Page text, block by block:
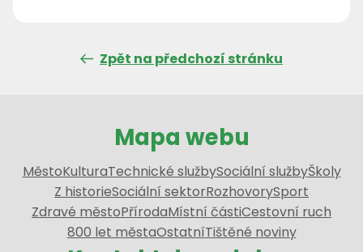
Zpět na předchozí stránku
Mapa webu
MěstoKulturaTechnické službySociální službyŠkoly
Z historieSociální sektorRozhovorySport
Zdravé městoPřírodaMístní částiCestovní ruch
800 let městaOstatníTištěné noviny